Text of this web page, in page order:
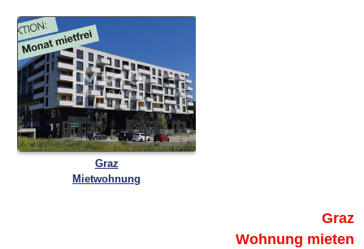
Graz
Mietwohnung
Graz
Wohnung mieten